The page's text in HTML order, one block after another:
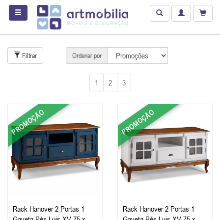
Filtrar Ordenar por
1 2 3
PROMOÇÃO
Rack Hanover 2 Portas 1
PROMOÇÃO
Rack Hanover 2 Portas 1